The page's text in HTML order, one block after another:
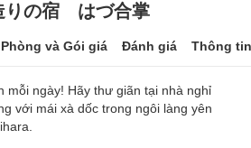
の宿 はづ合掌
Phòng và Gói giá Đánh giá Thông
mỗi ngày! Hãy thư giãn tại nhà nghỉ
với mái xà dốc trong ngôi làng yên